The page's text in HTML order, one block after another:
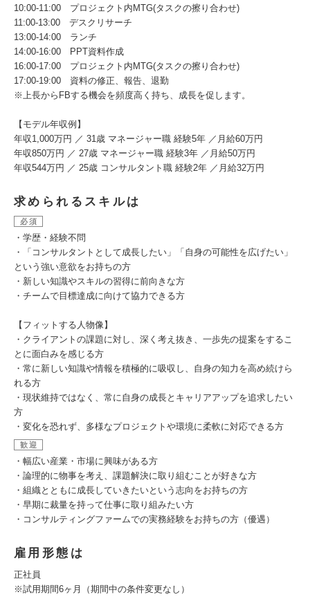
10:00-11:00 プロジェクト内MTG(タスクの擦り合わせ)
11:00-13:00 デスクリサーチ
13:00-14:00 ランチ
14:00-16:00 PPT資料作成
16:00-17:00 プロジェクト内MTG(タスクの擦り合わせ)
17:00-19:00 資料の修正、報告、退勤
※上長からFBする機会を頻度高く持ち、成長を促します。
【モデル年収例】
年収1,000万円 ／ 31歳 マネージャー職 経験5年 ／月給60万円
年収850万円 ／ 27歳 マネージャー職 経験3年 ／月給50万円
年収544万円 ／ 25歳 コンサルタント職 経験2年 ／月給32万円
求められるスキルは
必須
・学歴・経験不問
・「コンサルタントとして成長したい」「自身の可能性を広げたい」
という強い意欲をお持ちの方
・新しい知識やスキルの習得に前向きな方
・チームで目標達成に向けて協力できる方
【フィットする人物像】
・クライアントの課題に対し、深く考え抜き、一歩先の提案をするこ
とに面白みを感じる方
・常に新しい知識や情報を積極的に吸収し、自身の知力を高め続けら
れる方
・現状維持ではなく、常に自身の成長とキャリアアップを追求したい
方
・変化を恐れず、多様なプロジェクトや環境に柔軟に対応できる方
歓迎
・幅広い産業・市場に興味がある方
・論理的に物事を考え、課題解決に取り組むことが好きな方
・組織とともに成長していきたいという志向をお持ちの方
・早期に裁量を持って仕事に取り組みたい方
・コンサルティングファームでの実務経験をお持ちの方（優遇）
雇用形態は
正社員
※試用期間6ヶ月（期間中の条件変更なし）